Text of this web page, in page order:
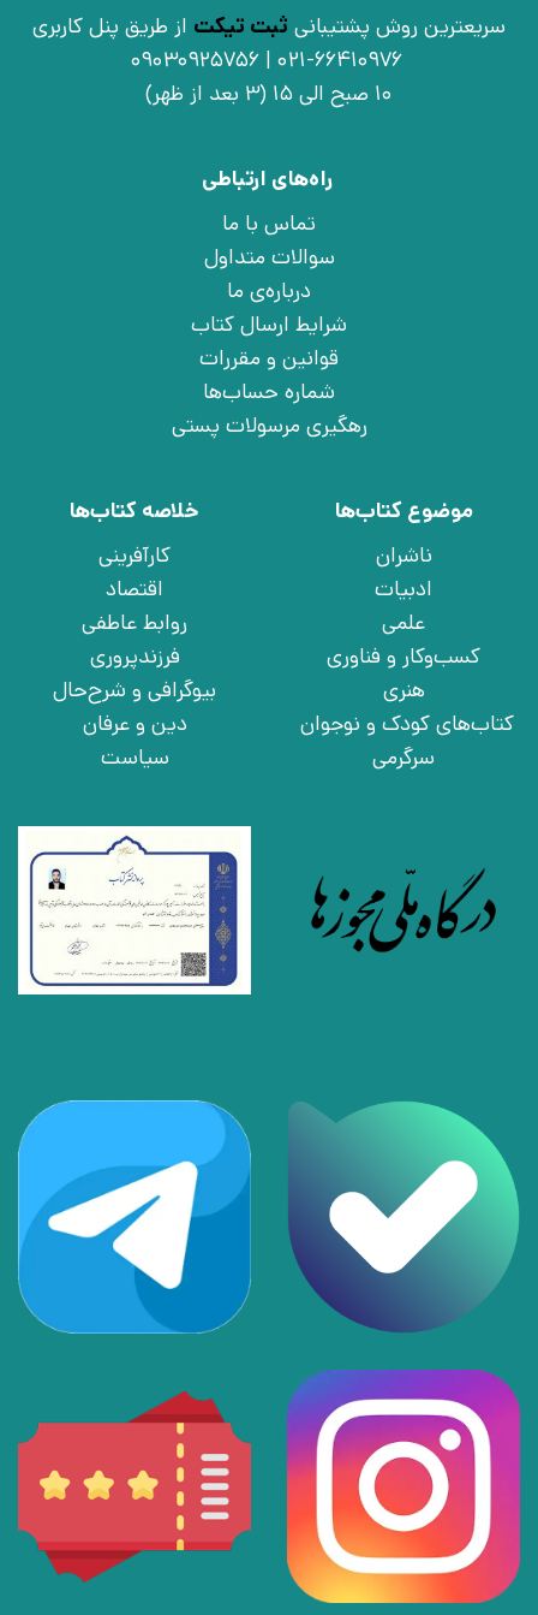
سریعترین روش پشتیبانی ثبت تیکت از طریق پنل کاربری
021-66410976 | 09030925756
10 صبح الی 15 (3 بعد از ظهر)
راه‌های ارتباطی
تماس با ما
سوالات متداول
درباره‌ی ما
شرایط ارسال کتاب
قوانین و مقررات
شماره حساب‌ها
رهگیری مرسولات پستی
موضوع کتاب‌ها
ناشران
ادبیات
علمی
کسب‌وکار و فناوری
هنری
کتاب‌های کودک و نوجوان
سرگرمی
خلاصه کتاب‌ها
کارآفرینی
اقتصاد
روابط عاطفی
فرزندپروری
بیوگرافی و شرح‌حال
دین و عرفان
سیاست